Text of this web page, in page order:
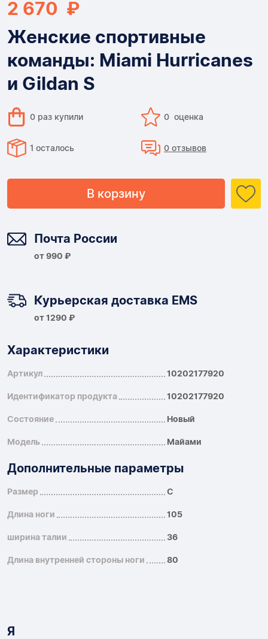
2 670 ₽
Женские спортивные
команды: Miami Hurricanes
и Gildan S
0 раз купили 0 оценка
1 осталось 0 отзывов
В корзину
Почта России
от 990 ₽
Курьерская доставка EMS
от 1290 ₽
Характеристики
Артикул 10202177920
Идентификатор продукта 10202177920
Состояние Новый
Модель Майами
Дополнительные параметры
Размер С
Длина ноги 105
ширина талии 36
Длина внутренней стороны ноги 80
Я